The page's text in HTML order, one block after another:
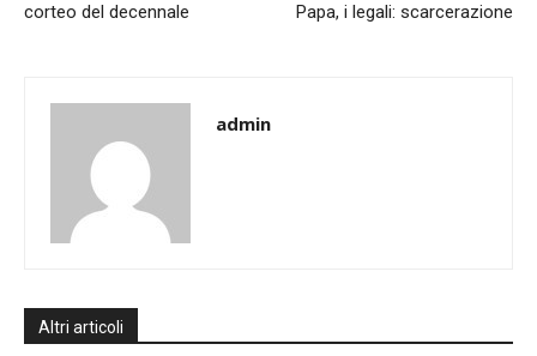
corteo del decennale
Papa, i legali: scarcerazione
admin
Altri articoli